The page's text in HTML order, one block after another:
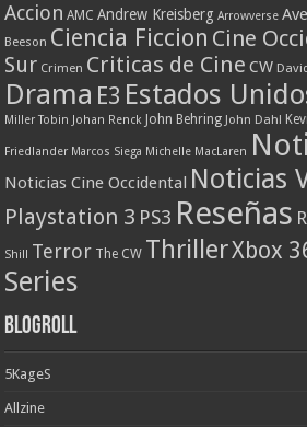
Accion AMC Andrew Kreisberg Arrowverse
Beeson Ciencia Ficcion Cine
Sur Crimen Criticas de Cine CW
Drama E3 Estados
Miller Tobin
Johan Renck John Behring John Dahl
Friedlander Marcos Siega Michelle MacLaren
Noticias Cine Occidental Noticias
Playstation 3 PS3 Reseñas
Shill Terror The CW ThrillerXbox
Series
Blogroll
5KageS
Allzine